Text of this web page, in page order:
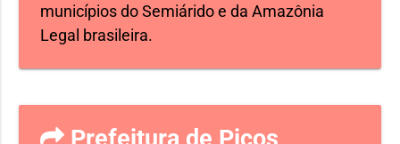
municípios do Semiárido e da Amazônia
Legal brasileira.